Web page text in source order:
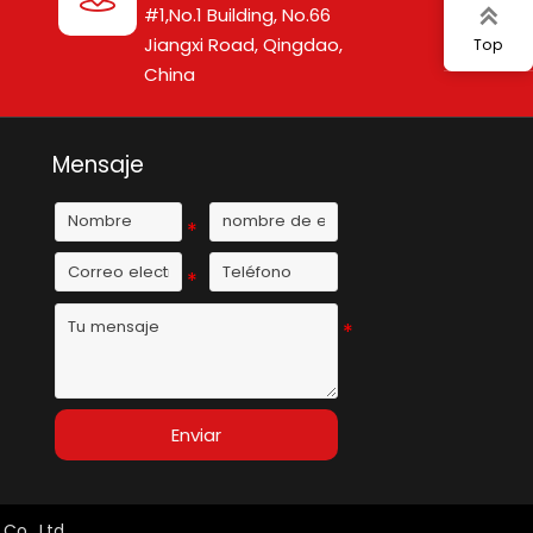
#1,No.1 Building, No.66
Jiangxi Road, Qingdao,
China
Mensaje
Enviar

Top